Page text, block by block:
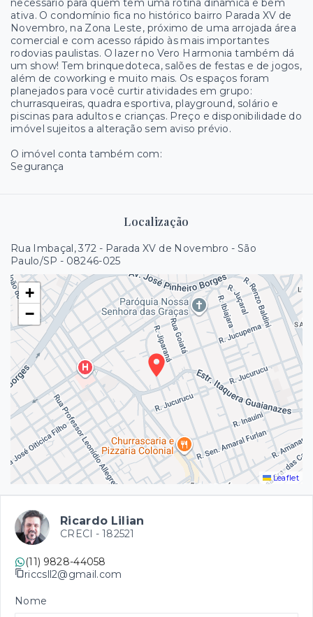
necessário para quem tem uma rotina dinâmica e bem
ativa. O condomínio fica no histórico bairro Parada XV de
Novembro, na Zona Leste, próximo de uma arrojada área
comercial e com acesso rápido às mais importantes
rodovias paulistas. O lazer no Vero Harmonia também dá
um show! Tem brinquedoteca, salões de festas e de jogos,
além de coworking e muito mais. Os espaços foram
planejados para você curtir atividades em grupo:
churrasqueiras, quadra esportiva, playground, solário e
piscinas para adultos e crianças. Preço e disponibilidade do
imóvel sujeitos a alteração sem aviso prévio.
O imóvel conta também com:
Segurança
Localização
Rua Imbaçal, 372 - Parada XV de Novembro - São
Paulo/SP - 08246-025
+
−
Leaflet
Ricardo Lilian
CRECI - 182521
(11) 9828-44058
riccsll2@gmail.com
Nome